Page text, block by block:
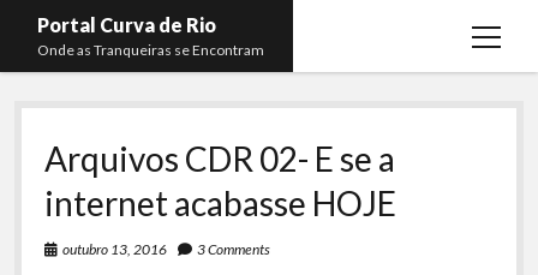
Portal Curva de Rio
Onde as Tranqueiras se Encontram
open
Podcasts open
Curva de Rio
Curva Belas Artes
Curva Classics
Membros open
Almir Ribeiro
Felype Silva
twitterfacebookinstagram
youtube
rss email telegram
Arquivos CDR 02- E se a
internet acabasse HOJE
outubro 13, 2016 3 Comments